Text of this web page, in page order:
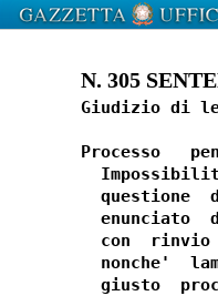
N. 305
Giudizio di
Processo
questione
enunciato
con  rinvio
nonche'
giusto